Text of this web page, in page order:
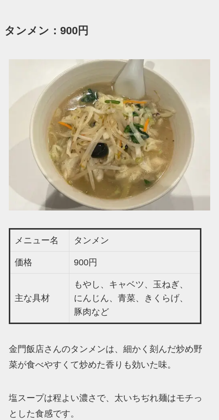
タンメン：900円
メニュー名 タンメン
価格 900円
主な具材
もやし、キャベツ、玉ねぎ、
にんじん、青菜、きくらげ、
豚肉など
金門飯店さんのタンメンは、細かく刻んだ炒め野
菜が食べやすくて炒めた香りも効いた味。
塩スープは程よい濃さで、太いちぢれ麺はモチっ
とした食感です。